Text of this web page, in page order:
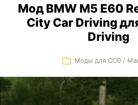
Мод BMW M5 E60
City Car Driving
Driving
Моды для CCD /